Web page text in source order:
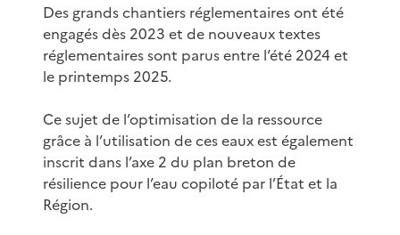
Des grands chantiers réglementaires ont été
engagés dès 2023 et de nouveaux textes
réglementaires sont parus entre l’été 2024 et
le printemps 2025.
Ce sujet de l’optimisation de la ressource
grâce à l’utilisation de ces eaux est également
inscrit dans l’axe 2 du plan breton de
résilience pour l’eau copiloté par l’État et la
Région.